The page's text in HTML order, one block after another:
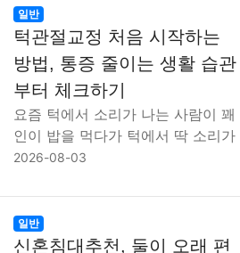
일반
턱관절교정 처음 시작하는
방법, 통증 줄이는 생활 습관
부터 체크하기
요즘 턱에서 소리가 나는 사람이
인이 밥을 먹다가 턱에서 딱 소리
2026-08-03
일반
신혼침대추천, 둘이 오래 편